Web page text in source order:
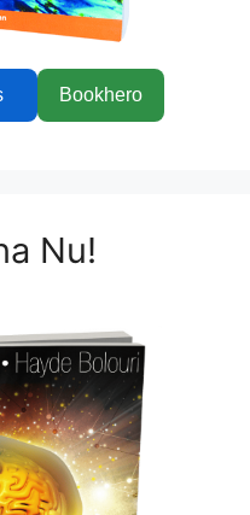
Bookhero
Nu!